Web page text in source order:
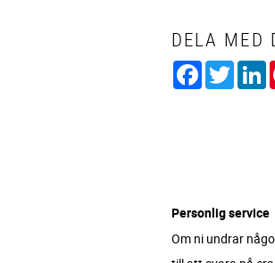
DELA MED
Facebook
Personlig service
Om ni undrar